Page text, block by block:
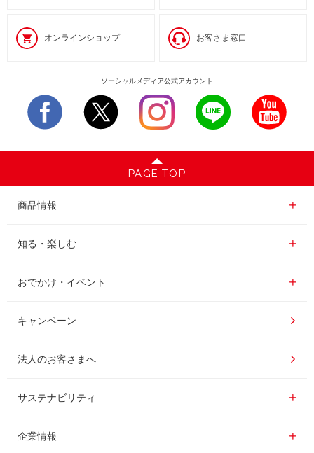
オンラインショップ お客さま窓口
ソーシャルメディア公式アカウント
PAGE TOP
商品情報
商品情報一覧
レギュラーコーヒー
インスタントコーヒー
ドリップポッド
知る・楽しむ
知る・楽しむ一覧
おいしいコーヒーの淹れ方
コーヒー百科
レシピ
おでかけ・イベント
おでかけ・イベント情報一覧
UCCコーヒー博物館
UCCコーヒーアカデミー
工場見学
東京ディズニーリゾート®︎
キャンペーン
法人のお客さまへ
サステナビリティ
サステナビリティ
企業情報
企業情報一覧